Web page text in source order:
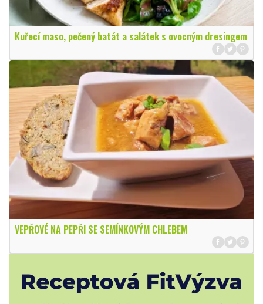
Kuřecí maso, pečený batát a salátek s ovocným dresingem
VEPŘOVÉ NA PEPŘI SE SEMÍNKOVÝM CHLEBEM